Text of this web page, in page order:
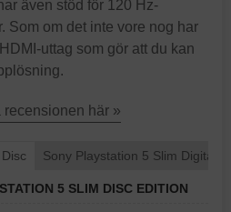
även stöd för 120 Hz-
Som om det inte vore nog har
uttag som gör att du kan
recensionen här »
Sony Playstation 5 Slim Digital
5 SLIM DISC EDITION